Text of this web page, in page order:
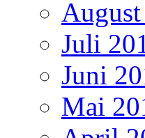
Juli
Juni
Mai